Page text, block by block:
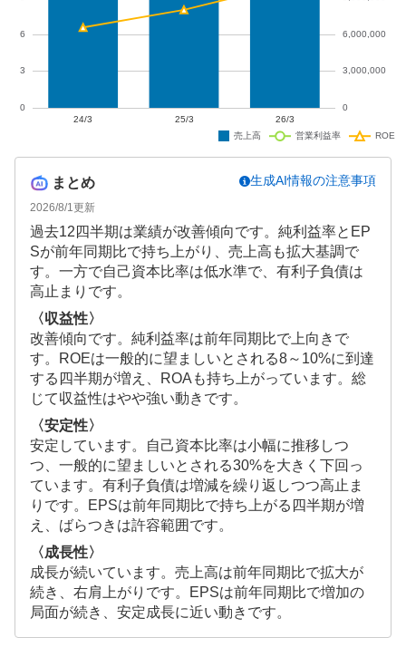
まとめ
2026/8/1更新
生成AI情報の注意事項
過去12四半期は業績が改善傾向です。純利益率とEP
Sが前年同期比で持ち上がり、売上高も拡大基調で
す。一方で自己資本比率は低水準で、有利子負債は
高止まりです。
〈収益性〉
改善傾向です。純利益率は前年同期比で上向きで
す。ROEは一般的に望ましいとされる8～10%に到達
する四半期が増え、ROAも持ち上がっています。総
じて収益性はやや強い動きです。
〈安定性〉
安定しています。自己資本比率は小幅に推移しつ
つ、一般的に望ましいとされる30%を大きく下回っ
ています。有利子負債は増減を繰り返しつつ高止ま
りです。EPSは前年同期比で持ち上がる四半期が増
え、ばらつきは許容範囲です。
〈成長性〉
成長が続いています。売上高は前年同期比で拡大が
続き、右肩上がりです。EPSは前年同期比で増加の
局面が続き、安定成長に近い動きです。